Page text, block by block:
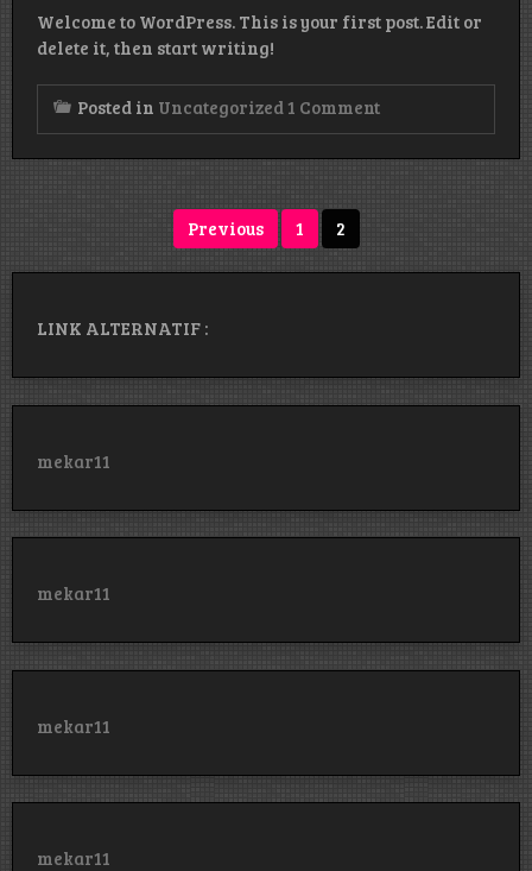
Welcome to WordPress. This is your first post. Edit or
delete it, then start writing!
Posted in Uncategorized 1 Commenton
Previous 1 2
LINK ALTERNATIF :
mekar11
mekar11
mekar11
mekar11